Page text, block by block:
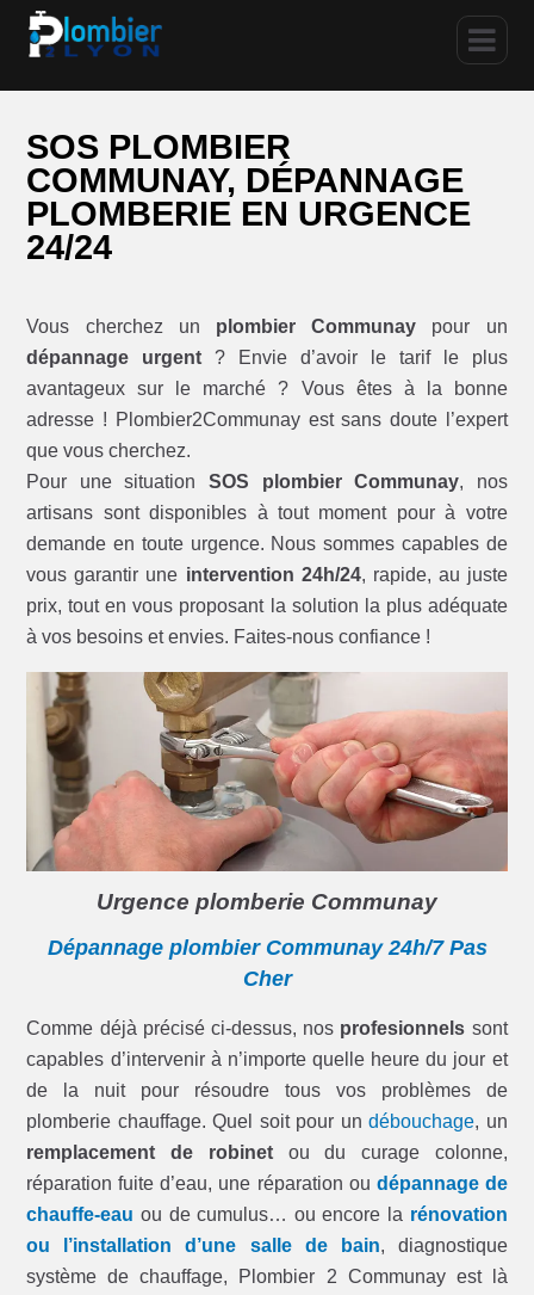
SOS PLOMBIER
COMMUNAY, DÉPANNAGE
PLOMBERIE EN URGENCE
24/24
Vous cherchez un plombier Communay pour un
dépannage urgent ? Envie d’avoir le tarif le plus
avantageux sur le marché ? Vous êtes à la bonne
adresse ! Plombier2Communay est sans doute l’expert
que vous cherchez.
Pour une situation SOS plombier Communay, nos
artisans sont disponibles à tout moment pour à votre
demande en toute urgence. Nous sommes capables de
vous garantir une intervention 24h/24, rapide, au juste
prix, tout en vous proposant la solution la plus adéquate
à vos besoins et envies. Faites-nous confiance !
Urgence plomberie Communay
Dépannage plombier Communay 24h/7 Pas
Cher
Comme déjà précisé ci-dessus, nos profesionnels sont
capables d’intervenir à n’importe quelle heure du jour et
de la nuit pour résoudre tous vos problèmes de
plomberie chauffage. Quel soit pour undébouchage, un
remplacement de robinetou du curage colonne,
réparation fuite d’eau, une réparation ou dépannage de
chauffe-eau ou de cumulus… ou encore la rénovation
ou l’installation d’une salle de bain, diagnostique
système de chauffage, Plombier 2 Communay est là